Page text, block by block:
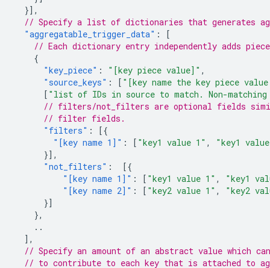
}],
// Specify a list of dictionaries that generates
"aggregatable_trigger_data" :
[
// Each dictionary entry independently adds
{
"key_piece" : "[key piece value]" ,
"source_keys" : [ "[key name the key piece
[ "list of IDs in source to match. Non-
// filters/not_filters are optional fields
// filter fields.
"filters" :
[{
"[key name 1]" : [ "key1 value 1" ,
"key1
}],
"not_filters" :
[{
"[key name 1]" : [ "key1 value 1" ,
"key1
"[key name 2]" : [ "key2 value 1" ,
"key2
}]
},
..
],
// Specify an amount of an abstract value which
// to contribute to each key that is attached to